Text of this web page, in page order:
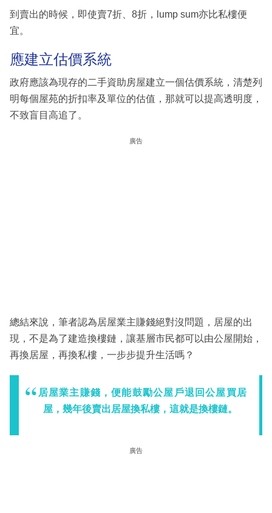
到賣出的時候，即使賣7折、8折，lump sum亦比私樓便
宜。
應建立估價系統
政府應該為現存的二手資助房屋建立一個估價系統，清楚列
明每個屋苑的折扣率及單位的估值，那就可以提高透明度，
不致盲目高追了。
廣告
總結來說，筆者認為居屋業主賺錢絕對沒問題，居屋的出
現，不是為了建造換樓鏈，讓基層市民都可以由公屋開始，
再換居屋，再換私樓，一步步提升生活嗎？
居屋業主賺錢，便能鼓勵公屋戶退回公屋買居
屋，幾年後賣出居屋換私樓，這就是換樓鏈。
廣告